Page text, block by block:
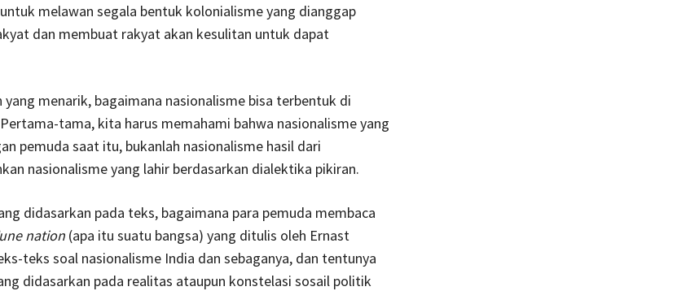
melawan segala bentuk kolonialisme yang dianggap
dan membuat rakyat akan kesulitan untuk dapat
yang menarik, bagaimana nasionalisme bisa terbentuk di
tama, kita harus memahami bahwa nasionalisme yang
pemuda saat itu, bukanlah nasionalisme hasil dari
nasionalisme yang lahir berdasarkan dialektika pikiran.
didasarkan pada teks, bagaimana para pemuda membaca
nation (apa itu suatu bangsa) yang ditulis oleh Ernast
teks soal nasionalisme India dan sebaganya, dan tentunya
didasarkan pada realitas ataupun konstelasi sosail politik